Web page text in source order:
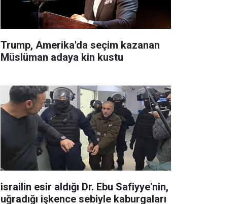
Trump, Amerika'da seçim kazanan
Müslüman adaya kin kustu
israilin esir aldığı Dr. Ebu Safiyye'nin,
uğradığı işkence sebiyle kaburgaları